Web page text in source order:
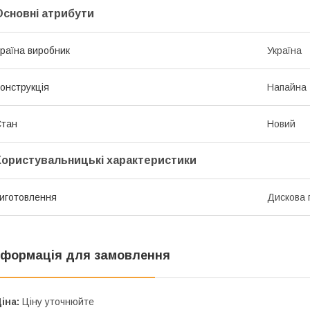
атрибути
виробник Україна
Напайна
Новий
характеристики
Дискова
для замовлення
Ціну уточнюйте